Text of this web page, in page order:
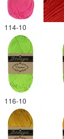
114-10
116-10